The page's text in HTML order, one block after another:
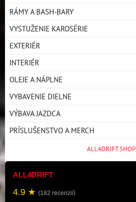
RÁMY A BASH-BARY
VYSTUŽENIE KAROSÉRIE
EXTERIÉR
INTERIÉR
OLEJE A NÁPLNE
VYBAVENIE DIELNE
VÝBAVA JAZDCA
PRÍSLUŠENSTVO A MERCH
ALL4DRIFT.SHOP
ALL4DRIFT
4.9 ★ (182 recenzií)